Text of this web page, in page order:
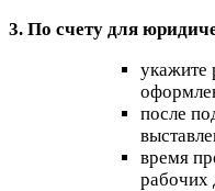
3. По счету для
укажите
после
время
рабочих